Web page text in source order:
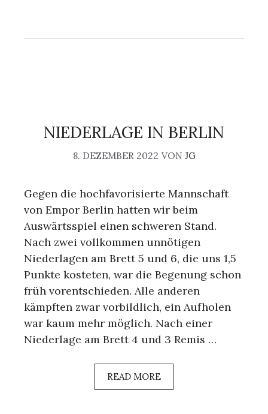
NIEDERLAGE IN BERLIN
8. DEZEMBER 2022 VON JG
Gegen die hochfavorisierte Mannschaft
von Empor Berlin hatten wir beim
Auswärtsspiel einen schweren Stand.
Nach zwei vollkommen unnötigen
Niederlagen am Brett 5 und 6, die uns 1,5
Punkte kosteten, war die Begenung schon
früh vorentschieden. Alle anderen
kämpften zwar vorbildlich, ein Aufholen
war kaum mehr möglich. Nach einer
Niederlage am Brett 4 und 3 Remis …
READ MORE